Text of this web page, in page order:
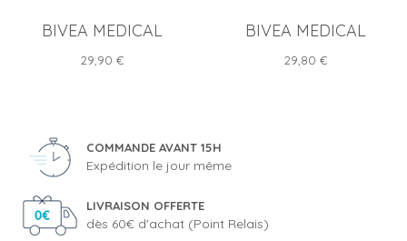
BIVEA MEDICAL
Prix
29,90 €
BIVEA MEDICAL
Prix
29,80 €
COMMANDE AVANT 15H
Expédition le jour même
LIVRAISON OFFERTE
dès 60€ d'achat (Point Relais)